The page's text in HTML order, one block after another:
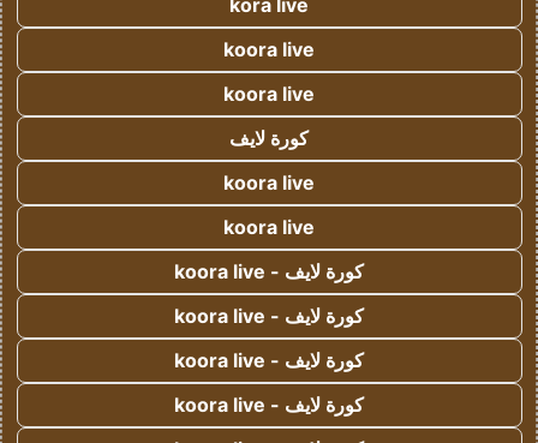
kora live
koora live
koora live
كورة لايف
koora live
koora live
كورة لايف - koora live
كورة لايف - koora live
كورة لايف - koora live
كورة لايف - koora live